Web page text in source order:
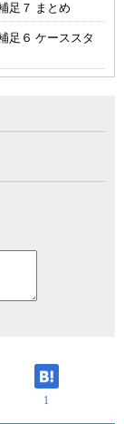
足７ まとめ
足６ ケーススタ
1